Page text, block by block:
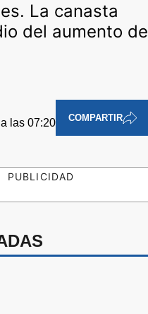
La canasta
del aumento de
las 07:20 COMPARTIR
PUBLICIDAD